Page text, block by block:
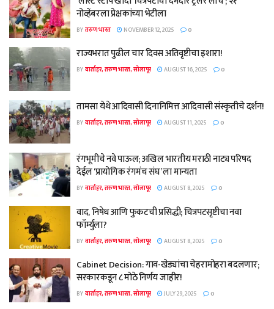
नोव्हेंबरला प्रेक्षकांच्या भेटीला
BYतरुण भारत NOVEMBER 12, 2025 0
राज्यभरात पुढील चार दिवस अतिवृष्टीचा इशारा!
BYवार्ताहर, तरुण भारत, सोलापूर AUGUST 16, 2025 0
तामसा येथे आदिवासी दिनानिमित्त आदिवासी संस्कृतीचे दर्शन!
BYवार्ताहर, तरुण भारत, सोलापूर AUGUST 11, 2025 0
रंगभूमीचे नवे पाऊल; अखिल भारतीय मराठी नाट्य परिषद
देईल ‘प्रायोगिक रंगमंच संघ’ ला मान्यता
BYवार्ताहर, तरुण भारत, सोलापूर AUGUST 8, 2025 0
वाद, निषेध आणि फुकटची प्रसिद्धी; चित्रपटसृष्टीचा नवा
फॉर्म्युला?
BYवार्ताहर, तरुण भारत, सोलापूर AUGUST 8, 2025 0
Cabinet Decision: गाव-खेड्यांचा चेहरामोहरा बदलणार;
सरकारकडून ८ मोठे निर्णय जाहीर!
BYवार्ताहर, तरुण भारत, सोलापूर JULY 29, 2025 0